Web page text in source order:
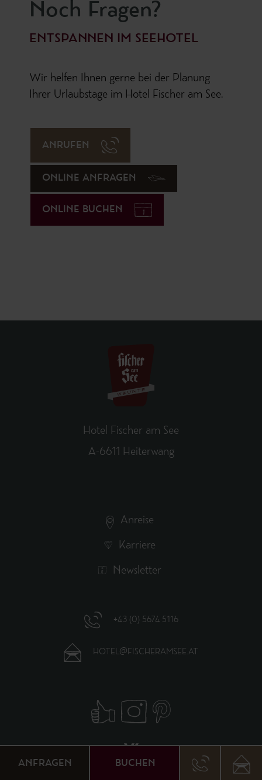
Noch Fragen?
ENTSPANNEN IM SEEHOTEL
Wir helfen Ihnen gerne bei der Planung
Ihrer Urlaubstage im Hotel Fischer am See.
ANRUFEN
ONLINE ANFRAGEN
ONLINE BUCHEN
Hotel Fischer am See
A-6611 Heiterwang
Anreise
Karriere
Newsletter
+43 (0) 5674 5116
HOTEL@FISCHERAMSEE.AT
ANFRAGEN BUCHEN